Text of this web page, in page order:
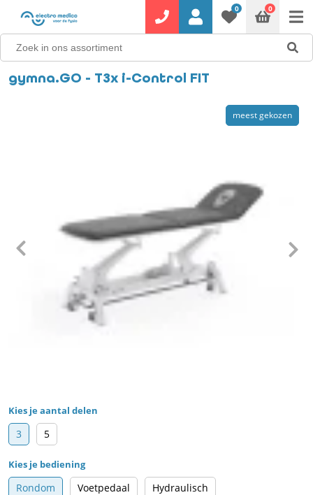
0 0
gymna.GO - T3x i-Control FIT
meest gekozen
Kies je aantal delen
3 5
Kies je bediening
Rondom Voetpedaal Hydraulisch